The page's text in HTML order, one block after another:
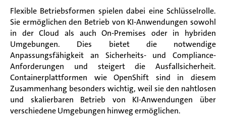
Flexible Betriebsformen spielen dabei eine Schlüsselrolle.
Sie ermöglichen den Betrieb von KI-Anwendungen sowohl
in der Cloud als auch On-Premises oder in hybriden
Umgebungen. Dies bietet die notwendige
Anpassungsfähigkeit an Sicherheits- und Compliance-
Anforderungen und steigert die Ausfallsicherheit.
Containerplattformen wie OpenShift sind in diesem
Zusammenhang besonders wichtig, weil sie den nahtlosen
und skalierbaren Betrieb von KI-Anwendungen über
verschiedene Umgebungen hinweg ermöglichen.